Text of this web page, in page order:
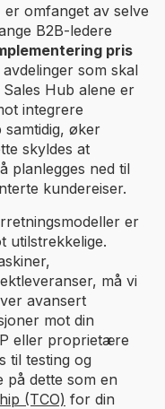
omfanget av selve
B2B-ledere
pris
som skal
Hub alene er
integrere
øker
skyldes at
planlegges ned til
kundereiser.
er
utilstrekkelige.
må vi
avansert
mot din
eller proprietære
til testing og
på dette som en
(TCO) for din